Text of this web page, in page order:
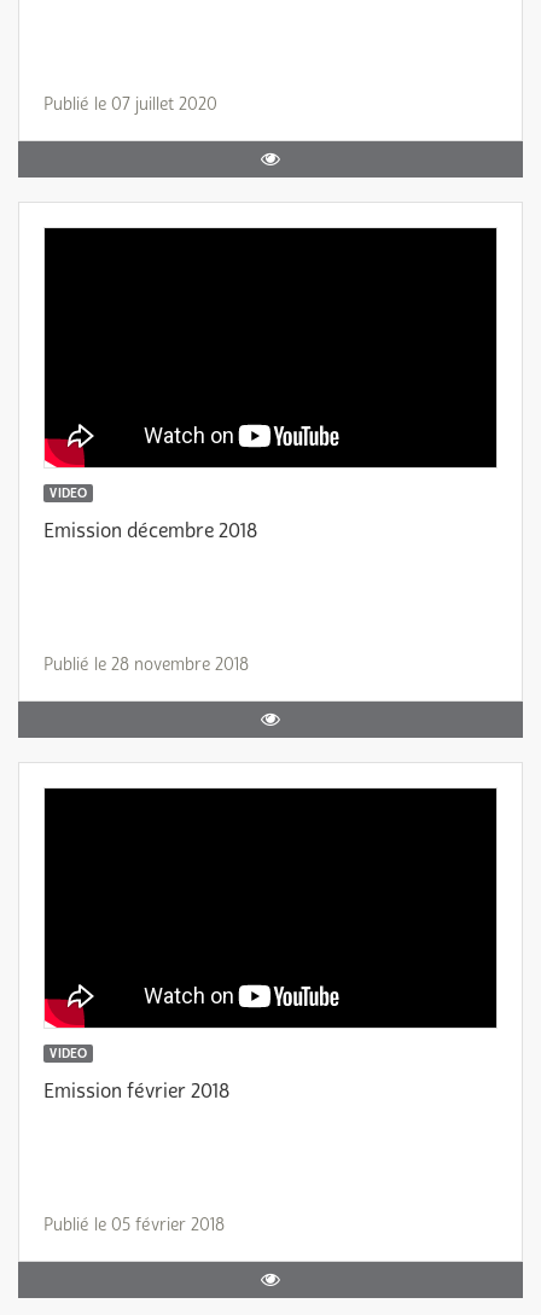
Publié le 07 juillet 2020
VIDEO
Emission décembre 2018
Publié le 28 novembre 2018
VIDEO
Emission février 2018
Publié le 05 février 2018